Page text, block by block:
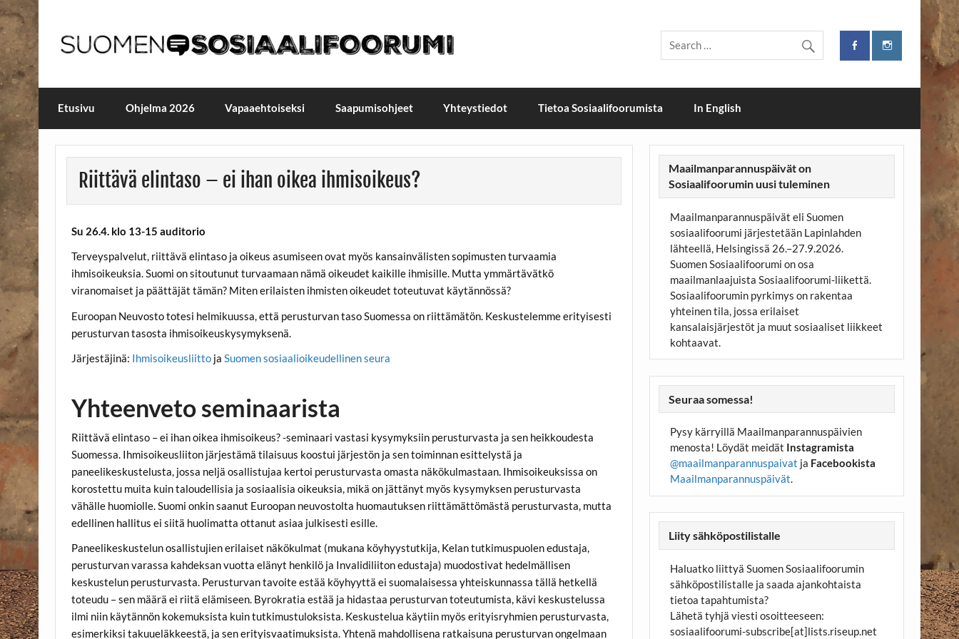
Skip
to
content
Maailmanparannuspäivät / Suomen Sosiaalifoorumi
Maailmanparannuspäivät Lapinlahden Lähteellä, Helsingissä 26.–27.9.2026
Etusivu Ohjelma 2026 Vapaaehtoiseksi Saapumisohjeet Yhteystiedot Tietoa Sosiaalifoorumista In English
Riittävä elintaso – ei ihan oikea ihmisoikeus?
Su 26.4. klo 13-15 auditorio
Terveyspalvelut, riittävä elintaso ja oikeus asumiseen ovat myös kansainvälisten sopimusten turvaamia
ihmisoikeuksia. Suomi on sitoutunut turvaamaan nämä oikeudet kaikille ihmisille. Mutta ymmärtävätkö
viranomaiset ja päättäjät tämän? Miten erilaisten ihmisten oikeudet toteutuvat käytännössä?
Euroopan Neuvosto totesi helmikuussa, että perusturvan taso Suomessa on riittämätön. Keskustelemme erityisesti
perusturvan tasosta ihmisoikeuskysymyksenä.
Järjestäjinä: Ihmisoikeusliitto jaSuomen sosiaalioikeudellinen seura
Yhteenveto seminaarista
Riittävä elintaso – ei ihan oikea ihmisoikeus? -seminaari vastasi kysymyksiin perusturvasta ja sen heikkoudesta
Suomessa. Ihmisoikeusliiton järjestämä tilaisuus koostui järjestön ja sen toiminnan esittelystä ja
paneelikeskustelusta, jossa neljä osallistujaa kertoi perusturvasta omasta näkökulmastaan. Ihmisoikeuksissa on
korostettu muita kuin taloudellisia ja sosiaalisia oikeuksia, mikä on jättänyt myös kysymyksen perusturvasta
vähälle huomiolle. Suomi onkin saanut Euroopan neuvostolta huomautuksen riittämättömästä perusturvasta, mutta
edellinen hallitus ei siitä huolimatta ottanut asiaa julkisesti esille.
Paneelikeskustelun osallistujien erilaiset näkökulmat (mukana köyhyystutkija, Kelan tutkimuspuolen edustaja,
perusturvan varassa kahdeksan vuotta elänyt henkilö ja Invalidiliiton edustaja) muodostivat hedelmällisen
keskustelun perusturvasta. Perusturvan tavoite estää köyhyyttä ei suomalaisessa yhteiskunnassa tällä hetkellä
toteudu – sen määrä ei riitä elämiseen. Byrokratia estää ja hidastaa perusturvan toteutumista, kävi keskustelussa
ilmi niin käytännön kokemuksista kuin tutkimustuloksista. Keskustelua käytiin myös erityisryhmien perusturvasta,
esimerkiksi takuueläkkeestä, ja sen erityisvaatimuksista. Yhtenä mahdollisena ratkaisuna perusturvan ongelmaan
Maailmanparannuspäivät on
Sosiaalifoorumin uusi tuleminen
Maailmanparannuspäivät eli Suomen
sosiaalifoorumi järjestetään Lapinlahden
lähteellä, Helsingissä 26.–27.9.2026.
Suomen Sosiaalifoorumi on osa
maailmanlaajuista Sosiaalifoorumi-liikettä.
Sosiaalifoorumin pyrkimys on rakentaa
yhteinen tila, jossa erilaiset
kansalaisjärjestöt ja muut sosiaaliset liikkeet
kohtaavat.
Seuraa somessa!
Pysy kärryillä Maailmanparannuspäivien
menosta! Löydät meidät Instagramista
@maailmanparannuspaivat ja Facebookista
Maailmanparannuspäivät.
Liity sähköpostilistalle
Haluatko liittyä Suomen Sosiaalifoorumin
sähköpostilistalle ja saada ajankohtaista
tietoa tapahtumista?
Lähetä tyhjä viesti osoitteeseen:
sosiaalifoorumi-subscribe[at]lists.riseup.net